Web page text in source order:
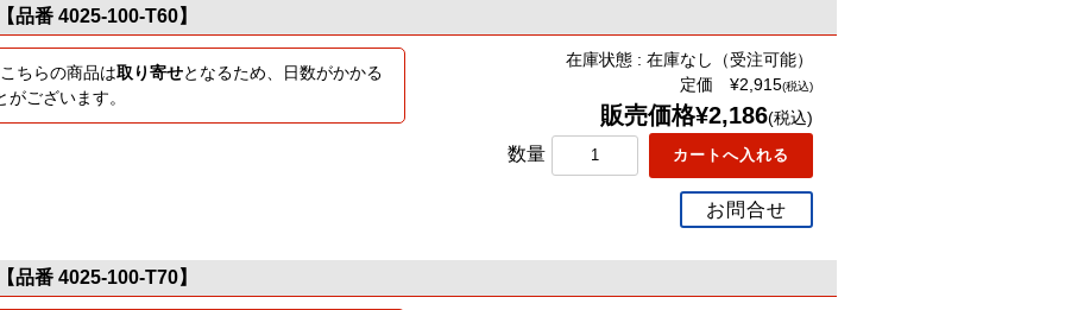
品番 4025-100-T60】
こちらの商品は取り寄せとなるため、日数がかかる
がございます。
在庫状態 : 在庫なし（受注可能）
定価 ¥2,915(税込)
販売価格¥2,186(税込)
数量
お問合せ
品番 4025-100-T70】